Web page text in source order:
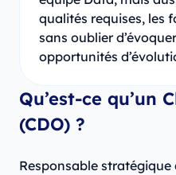
qualités requises, les
sans oublier
opportunités
Qu’est-ce qu’un
(CDO) ?
Responsable stratégique